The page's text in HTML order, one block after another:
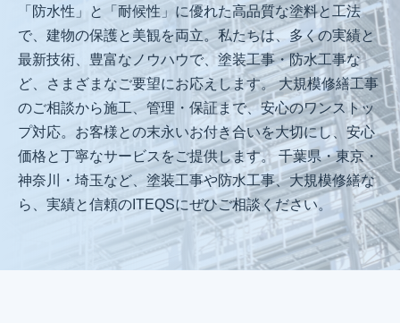
「防水性」と「耐候性」に優れた高品質な塗料と工法
で、建物の保護と美観を両立。私たちは、多くの実績と
最新技術、豊富なノウハウで、塗装工事・防水工事な
ど、さまざまなご要望にお応えします。 大規模修繕工事
のご相談から施工、管理・保証まで、安心のワンストッ
プ対応。お客様との末永いお付き合いを大切にし、安心
価格と丁寧なサービスをご提供します。 千葉県・東京・
神奈川・埼玉など、塗装工事や防水工事、大規模修繕な
ら、実績と信頼のITEQSにぜひご相談ください。